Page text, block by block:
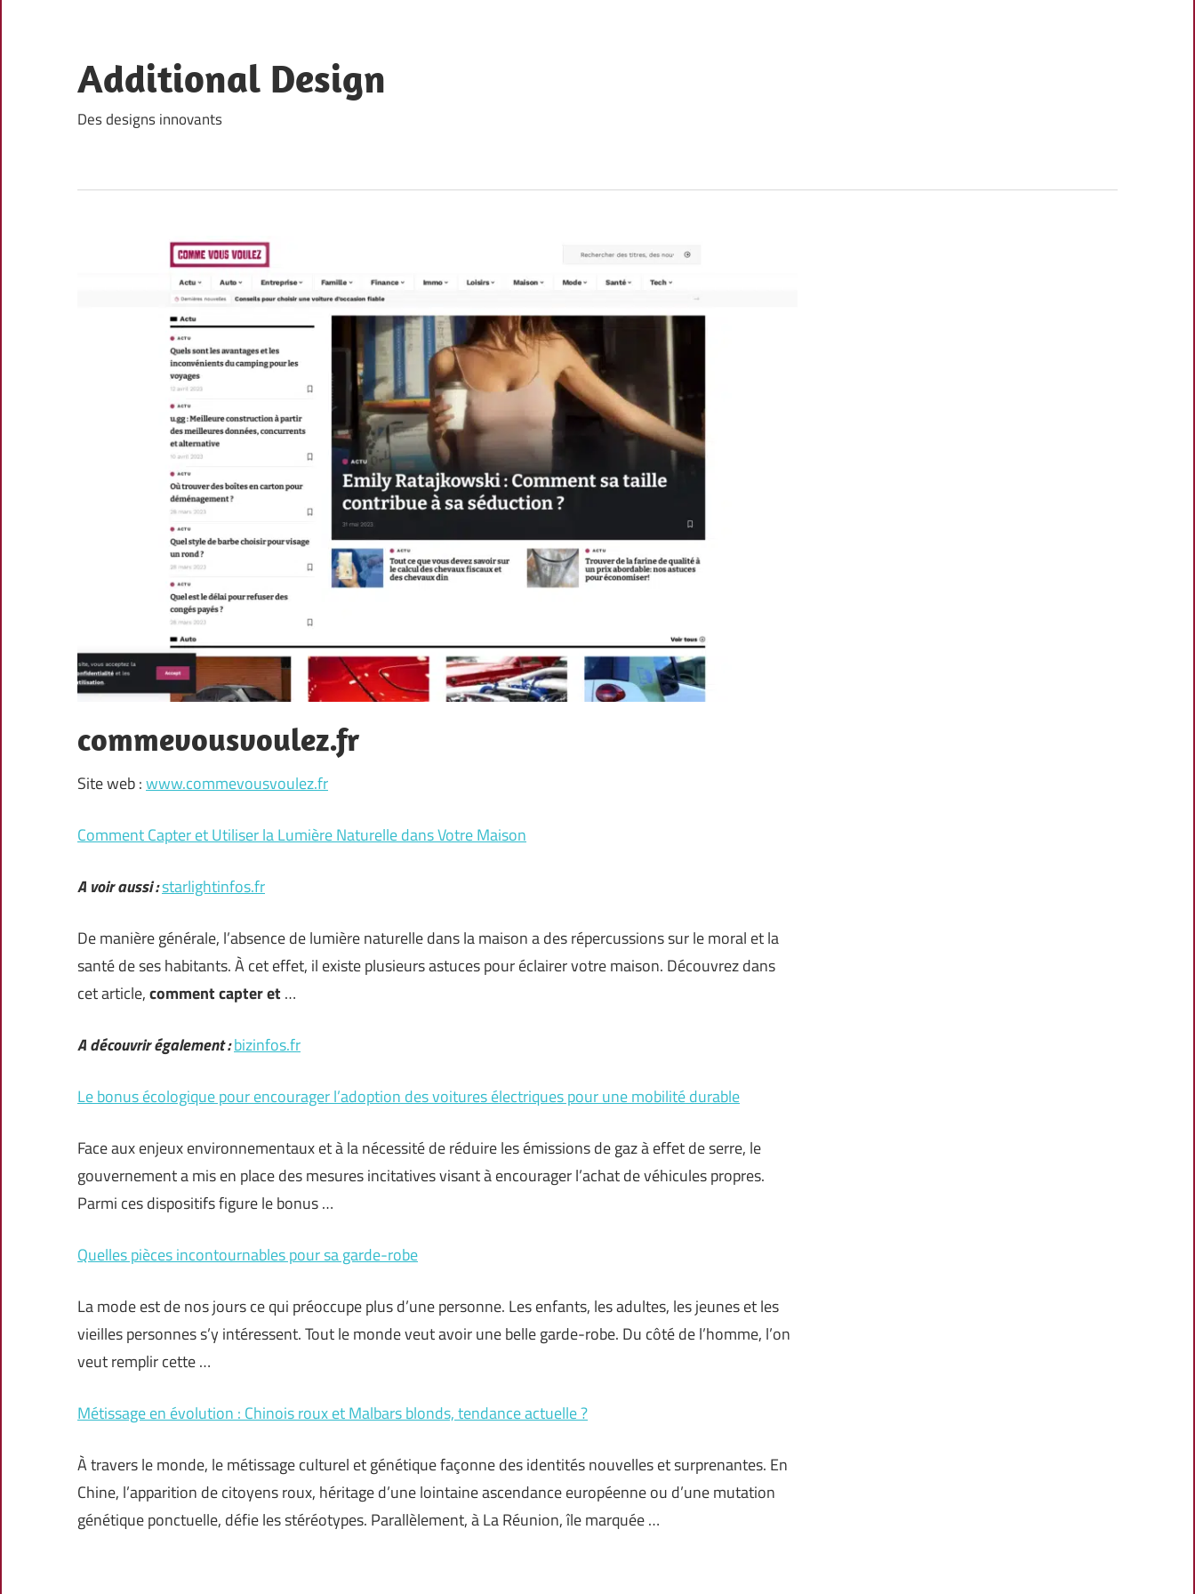
content
Additional Design
Des designs innovants
commevousvoulez.fr
Site web :www.commevousvoulez.fr
Comment Capter et Utiliser la Lumière Naturelle dans Votre Maison
A voir aussi :starlightinfos.fr
De manière générale, l’absence de lumière naturelle dans la maison a des répercussions sur le moral et la
santé de ses habitants. À cet effet, il existe plusieurs astuces pour éclairer votre maison. Découvrez dans
cet article,comment capter et …
A découvrir également :bizinfos.fr
Le bonus écologique pour encourager l’adoption des voitures électriques pour une mobilité durable
Face aux enjeux environnementaux et à la nécessité de réduire les émissions de gaz à effet de serre, le
gouvernement a mis en place des mesures incitatives visant à encourager l’achat de véhicules propres.
Parmi ces dispositifs figure le bonus …
Quelles pièces incontournables pour sa garde-robe
La mode est de nos jours ce qui préoccupe plus d’une personne. Les enfants, les adultes, les jeunes et les
vieilles personnes s’y intéressent. Tout le monde veut avoir une belle garde-robe. Du côté de l’homme, l’on
veut remplir cette …
Métissage en évolution : Chinois roux et Malbars blonds, tendance actuelle ?
À travers le monde, le métissage culturel et génétique façonne des identités nouvelles et surprenantes. En
Chine, l’apparition de citoyens roux, héritage d’une lointaine ascendance européenne ou d’une mutation
génétique ponctuelle, défie les stéréotypes. Parallèlement, à La Réunion, île marquée …